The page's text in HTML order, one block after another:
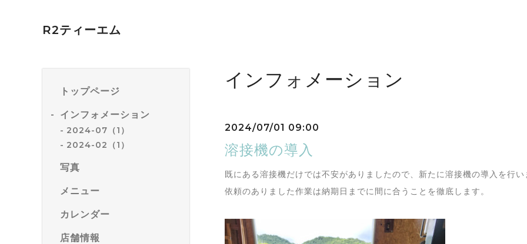
R2ティーエム
トップページ
インフォメーション
2024-07（1）
2024-02（1）
写真
メニュー
カレンダー
店舗情報
インフォメーション
2024/07/01 09:00
溶接機の導入
既にある溶接機だけでは不安がありましたので、新たに溶接機の導入を行
依頼のありました作業は納期日までに間に合うことを徹底します。